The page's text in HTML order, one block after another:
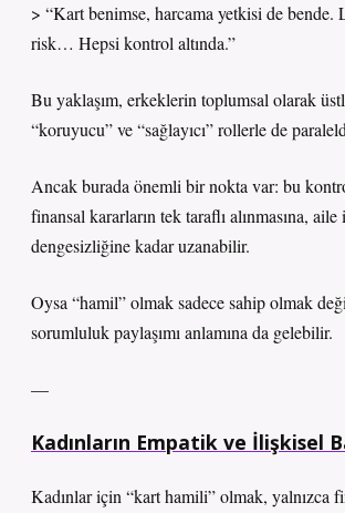
> “Kart benimse, harcama yetkisi de bende.
risk… Hepsi kontrol altında.”
Bu yaklaşım, erkeklerin toplumsal olarak
“koruyucu” ve “sağlayıcı” rollerle de
Ancak burada önemli bir nokta var: bu
finansal kararların tek taraflı alınmasına,
dengesizliğine kadar uzanabilir.
Oysa “hamil” olmak sadece sahip olmak
sorumluluk paylaşımı anlamına da gelebilir.
—
Kadınların Empatik ve İlişkisel
Kadınlar için “kart hamili” olmak, yalnızca